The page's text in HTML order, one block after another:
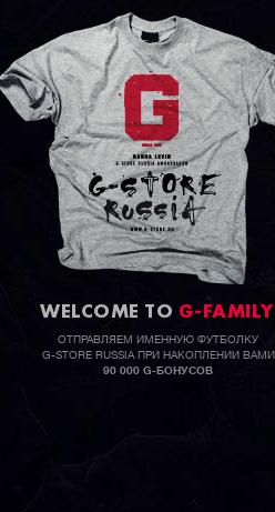
WELCOME TO G-FAMILY
ОТПРАВЛЯЕМ ИМЕННУЮ ФУТБОЛКУ
G-STORE RUSSIA ПРИ НАКОПЛЕНИИ ВАМИ
90 000 G-БОНУСОВ